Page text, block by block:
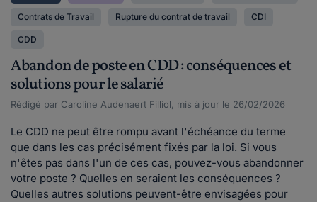
Contrats de Travail Rupture du contrat de travail CDI
CDD
Abandon de poste en CDD : conséquences et
solutions pour le salarié
Rédigé par Caroline Audenaert Filliol, mis à jour le 26/02/2026
Le CDD ne peut être rompu avant l'échéance du terme
que dans les cas précisément fixés par la loi. Si vous
n'êtes pas dans l'un de ces cas, pouvez-vous abandonner
votre poste ? Quelles en seraient les conséquences ?
Quelles autres solutions peuvent-être envisagées pour